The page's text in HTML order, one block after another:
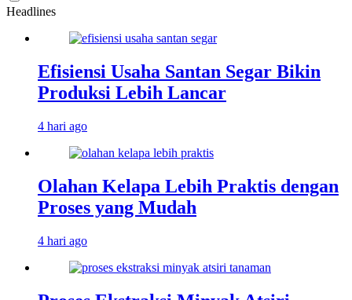
Headlines
Efisiensi Usaha Santan Segar Bikin
Produksi Lebih Lancar
4 hari ago
Olahan Kelapa Lebih Praktis dengan
Proses yang Mudah
4 hari ago